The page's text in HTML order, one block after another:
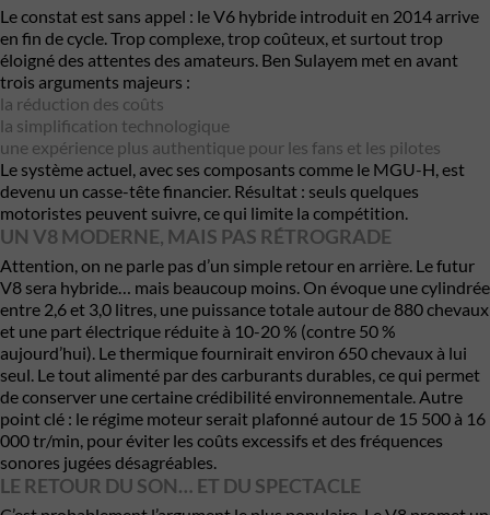
Le constat est sans appel : le V6 hybride introduit en 2014 arrive
en fin de cycle. Trop complexe, trop coûteux, et surtout trop
éloigné des attentes des amateurs. Ben Sulayem met en avant
trois arguments majeurs :
la réduction des coûts
la simplification technologique
une expérience plus authentique pour les fans et les pilotes
Le système actuel, avec ses composants comme le MGU-H, est
devenu un casse-tête financier. Résultat : seuls quelques
motoristes peuvent suivre, ce qui limite la compétition.
UN V8 MODERNE, MAIS PAS RÉTROGRADE
Attention, on ne parle pas d’un simple retour en arrière. Le futur
V8 sera hybride… mais beaucoup moins. On évoque une cylindrée
entre 2,6 et 3,0 litres, une puissance totale autour de 880 chevaux
et une part électrique réduite à 10-20 % (contre 50 %
aujourd’hui). Le thermique fournirait environ 650 chevaux à lui
seul. Le tout alimenté par des carburants durables, ce qui permet
de conserver une certaine crédibilité environnementale. Autre
point clé : le régime moteur serait plafonné autour de 15 500 à 16
000 tr/min, pour éviter les coûts excessifs et des fréquences
sonores jugées désagréables.
LE RETOUR DU SON… ET DU SPECTACLE